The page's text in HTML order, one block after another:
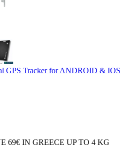
GPS Tracker for ANDROID & IOS
69€ IN GREECE UP TO 4 KG